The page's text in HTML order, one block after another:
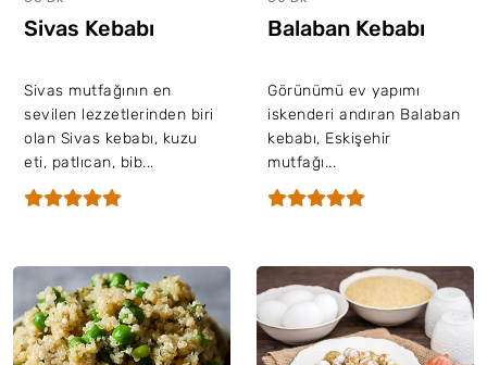
Sivas Kebabı
Sivas mutfağının en
sevilen lezzetlerinden biri
olan Sivas kebabı, kuzu
eti, patlıcan, bib...
Balaban Kebabı
Görünümü ev yapımı
iskenderi andıran Balaban
kebabı, Eskişehir
mutfağı...